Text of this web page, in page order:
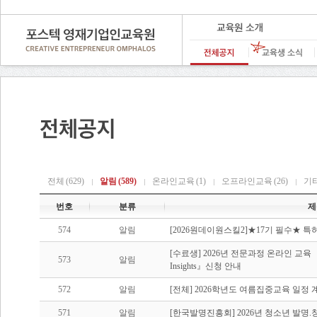
전체 (629) 알림 (589) 온라인교육 (1) 오프라인교육 (26) 기
번호 분류
574 알림 [2026원데이원스킬2]★17기 필수★ 특
573 알림
[수료생] 2026년 전문과정 온라인 교육
Insights』신청 안내
572 알림 [전체] 2026학년도 여름집중교육 일정
571 알림 [한국발명진흥회] 2026년 청소년 발명.